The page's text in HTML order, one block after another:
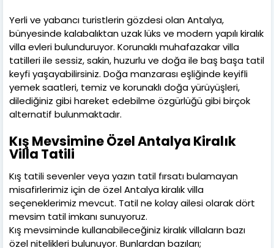
Yerli ve yabancı turistlerin gözdesi olan Antalya,
bünyesinde kalabalıktan uzak lüks ve modern yapılı kiralık
villa evleri bulunduruyor. Korunaklı muhafazakar villa
tatilleri ile sessiz, sakin, huzurlu ve doğa ile baş başa tatil
keyfi yaşayabilirsiniz. Doğa manzarası eşliğinde keyifli
yemek saatleri, temiz ve korunaklı doğa yürüyüşleri,
dilediğiniz gibi hareket edebilme özgürlüğü gibi birçok
alternatif bulunmaktadır.
Kış Mevsimine Özel Antalya Kiralık
Villa Tatili
Kış tatili sevenler veya yazın tatil fırsatı bulamayan
misafirlerimiz için de özel Antalya kiralık villa
seçeneklerimiz mevcut. Tatil ne kolay ailesi olarak dört
mevsim tatil imkanı sunuyoruz.
Kış mevsiminde kullanabileceğiniz kiralık villaların bazı
özel nitelikleri bulunuyor. Bunlardan bazıları;